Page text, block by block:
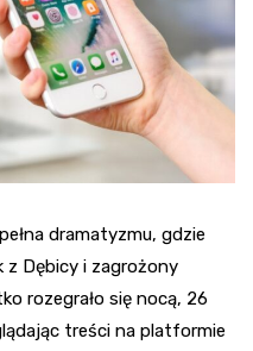
dramatyzmu, gdzie
z Dębicy i zagrożony
rozegrało się nocą, 26
treści na platformie